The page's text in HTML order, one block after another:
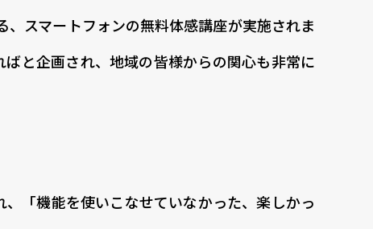
スマートフォンの無料体感講座が実施されま
と企画され、地域の皆様からの関心も非常に
「機能を使いこなせていなかった、楽しかっ